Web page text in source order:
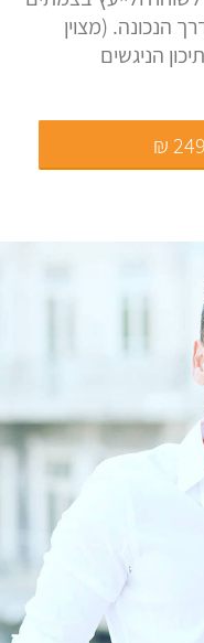
הנכונה. (מצוין
הניגשים